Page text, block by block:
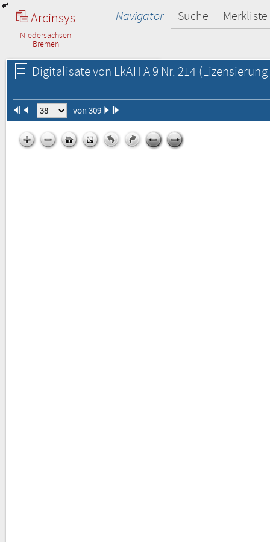
Arcinsys
Niedersachsen
Bremen
Navigator Suche Merkliste
Digitalisate von LkAH A 9 Nr. 214
von 309